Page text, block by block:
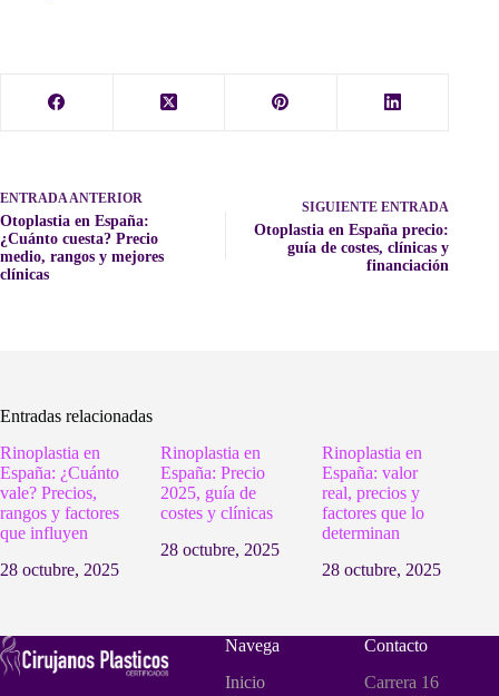
ENTRADAANTERIOR
Otoplastia en España:
¿Cuánto cuesta? Precio
medio, rangos y mejores
clínicas
SIGUIENTEENTRADA
Otoplastia en España precio:
guía de costes, clínicas y
financiación
Entradas relacionadas
Rinoplastia en
España: ¿Cuánto
vale? Precios,
rangos y factores
que influyen
28 octubre, 2025
Rinoplastia en
España: Precio
2025, guía de
costes y clínicas
28 octubre, 2025
Rinoplastia en
España: valor
real, precios y
factores que lo
determinan
28 octubre, 2025
Navega
Inicio
Contacto
Carrera 16